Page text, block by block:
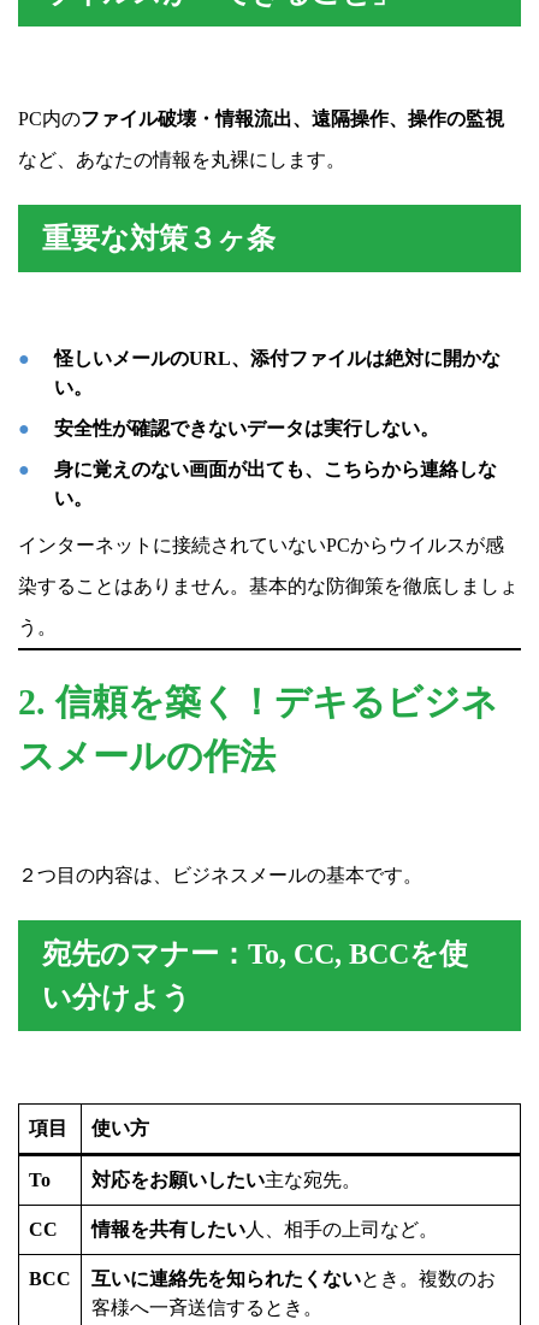
PC内のファイル破壊・情報流出、遠隔操作、操作の監視
など、あなたの情報を丸裸にします。
重要な対策３ヶ条
怪しいメールのURL、添付ファイルは絶対に開かな
い。
安全性が確認できないデータは実行しない。
身に覚えのない画面が出ても、こちらから連絡しな
い。
インターネットに接続されていないPCからウイルスが感
染することはありません。基本的な防御策を徹底しましょ
う。
2. 信頼を築く！デキるビジネ
スメールの作法
２つ目の内容は、ビジネスメールの基本です。
宛先のマナー：To, CC, BCCを使
い分けよう
項目 使い方
To 対応をお願いしたい主な宛先。
CC 情報を共有したい人、相手の上司など。
BCC 互いに連絡先を知られたくないとき。複数のお
客様へ一斉送信するとき。